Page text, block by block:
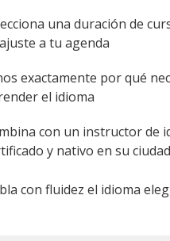
una duración de
a tu agenda
exactamente por qué
el idioma
con un instructor de
y nativo en su
con fluidez el idioma